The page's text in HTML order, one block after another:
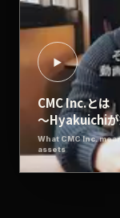
▶
CMC Inc.とは
〜Hyakuichi
What CMC Inc.
assets